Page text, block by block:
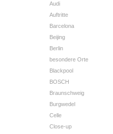
Audi
Auftritte
Barcelona
Beijing
Berlin
besondere Orte
Blackpool
BOSCH
Braunschweig
Burgwedel
Celle
Close-up